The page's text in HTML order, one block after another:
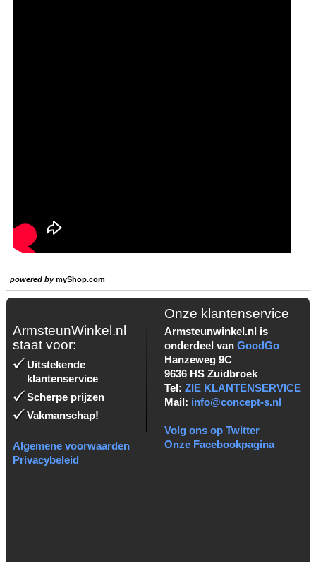
powered bymyShop.com
ArmsteunWinkel.nl
staat voor:
Uitstekende
klantenservice
Scherpe prijzen
Vakmanschap!
Algemene voorwaarden
Privacybeleid
Onze klantenservice
Armsteunwinkel.nl is
onderdeel van GoodGo
Hanzeweg 9C
9636 HS Zuidbroek
Tel: ZIE KLANTENSERVICE
Mail: info@concept-s.nl
Volg ons op Twitter
Onze Facebookpagina